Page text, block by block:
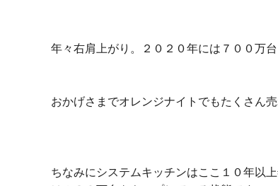
年々右肩上がり。２０２０年には７００万台
おかげさまでオレンジナイトでもたくさん
ちなみにシステムキッチンはここ１０年以